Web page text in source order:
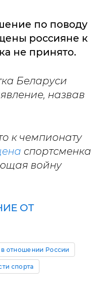
по поводу
россияне к
не принято.
Беларуси
назвав
к чемпионату
спортсменка
войну
ОТ
отношении России
спорта